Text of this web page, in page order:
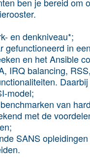
en denkniveau*;
gefunctioneerd in
en het Ansible
IRQ balancing,
model;
van
met de
SANS